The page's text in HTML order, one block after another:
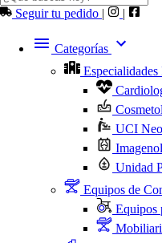
Seguir tu pedido | |
Categorías
Especialidades
UCI
Unidad
Equipos de
Equipos